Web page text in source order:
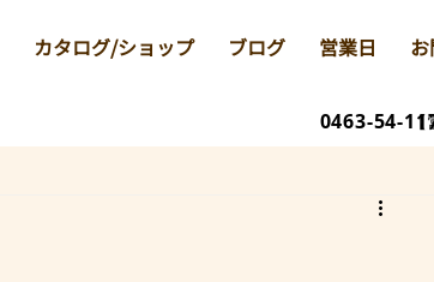
0463-54- 【
カタログ/ショップ ブログ 営業日